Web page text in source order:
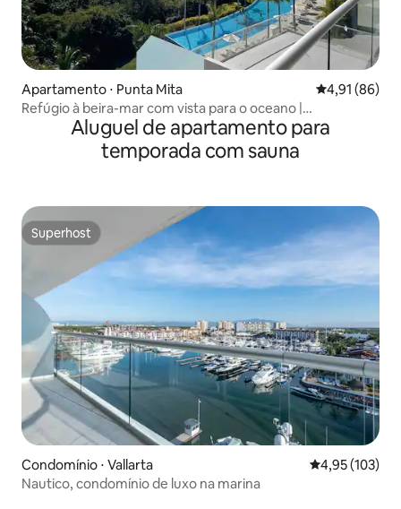
Apartamento ⋅ Punta Mita 4,91 de uma
4,91 (86)
Refúgio à beira-mar com vista para o oceano |
Condomínio de 3 quartos
Aluguel de apartamento para
temporada com sauna
Superhost
Superhost
Condomínio ⋅ Vallarta 4,95 de uma
4,95 (103)
Nautico, condomínio de luxo na marina